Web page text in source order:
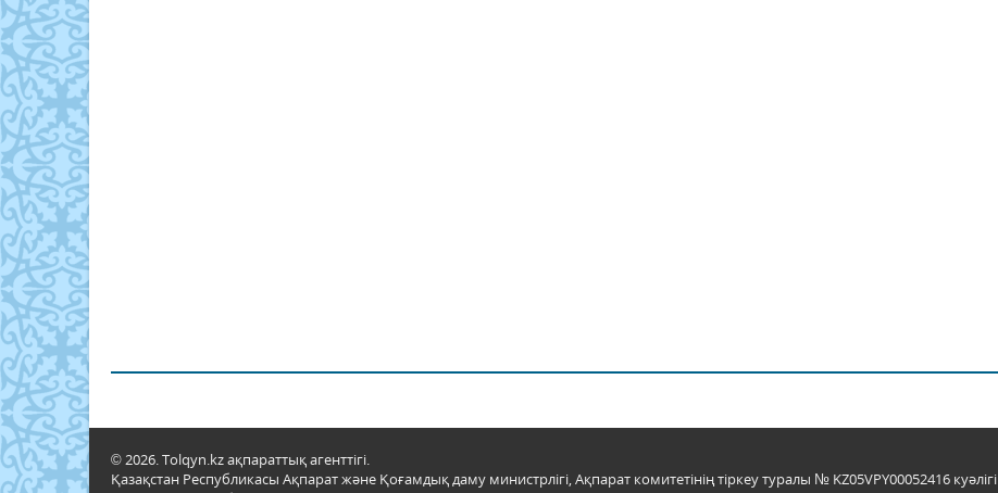
© 2026. Tolqyn.kz ақпараттық агенттігі.
Қазақстан Республикасы Ақпарат және Қоғамдық даму министрлігі, Ақпарат комитетінің тіркеу туралы № KZ05VPY00052416 куәлігі